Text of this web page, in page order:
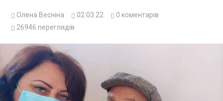
Олена Весніна 02.03.22 0 коментарів
26946 переглядів